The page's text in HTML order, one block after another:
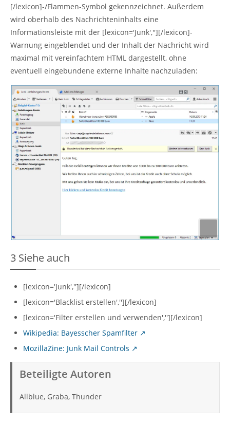
[/lexicon]-/Flammen-Symbol gekennzeichnet. Außerdem
wird oberhalb des Nachrichteninhalts eine
Informationsleiste mit der [lexicon='Junk',''][/lexicon]-
Warnung eingeblendet und der Inhalt der Nachricht wird
maximal mit vereinfachtem HTML dargestellt, ohne
eventuell eingebundene externe Inhalte nachzuladen:
3 Siehe auch
[lexicon='Junk',''][/lexicon]
[lexicon='Blacklist erstellen',''][/lexicon]
[lexicon='Filter erstellen und verwenden',''][/lexicon]
Wikipedia: Bayesscher Spamfilter
MozillaZine: Junk Mail Controls
Beteiligte Autoren
Allblue, Graba, Thunder